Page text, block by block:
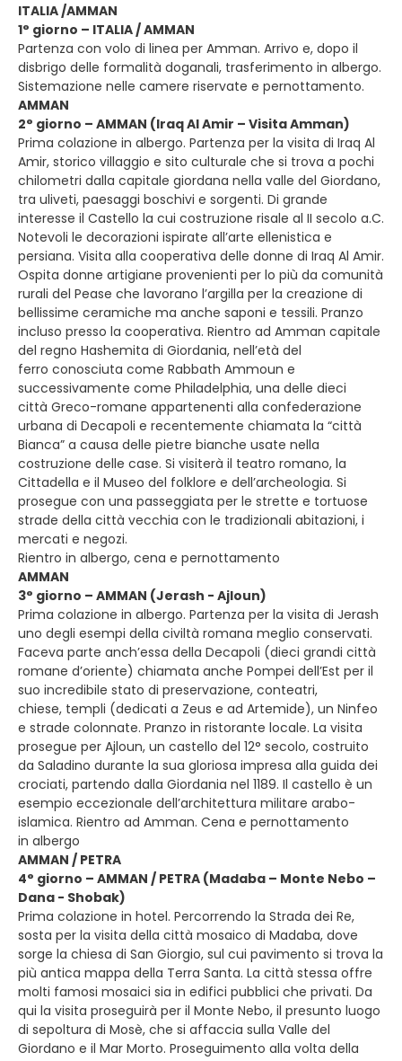
ITALIA /AMMAN
1° giorno – ITALIA / AMMAN
Partenza con volo di linea per Amman. Arrivo e, dopo il
disbrigo delle formalità doganali, trasferimento in albergo.
Sistemazione nelle camere riservate e pernottamento.
AMMAN
2° giorno – AMMAN (Iraq Al Amir – Visita Amman)
Prima colazione in albergo. Partenza per la visita di Iraq Al
Amir, storico villaggio e sito culturale che si trova a pochi
chilometri dalla capitale giordana nella valle del Giordano,
tra uliveti, paesaggi boschivi e sorgenti. Di grande
interesse il Castello la cui costruzione risale al II secolo a.C.
Notevoli le decorazioni ispirate all’arte ellenistica e
persiana. Visita alla cooperativa delle donne di Iraq Al Amir.
Ospita donne artigiane provenienti per lo più da comunità
rurali del Pease che lavorano l’argilla per la creazione di
bellissime ceramiche ma anche saponi e tessili. Pranzo
incluso presso la cooperativa. Rientro ad Amman capitale
del regno Hashemita di Giordania, nell’età del
ferro conosciuta come Rabbath Ammoun e
successivamente come Philadelphia, una delle dieci
città Greco-romane appartenenti alla confederazione
urbana di Decapoli e recentemente chiamata la “città
Bianca” a causa delle pietre bianche usate nella
costruzione delle case. Si visiterà il teatro romano, la
Cittadella e il Museo del folklore e dell’archeologia. Si
prosegue con una passeggiata per le strette e tortuose
strade della città vecchia con le tradizionali abitazioni, i
mercati e negozi.
Rientro in albergo, cena e pernottamento
AMMAN
3° giorno – AMMAN (Jerash - Ajloun)
Prima colazione in albergo. Partenza per la visita di Jerash
uno degli esempi della civiltà romana meglio conservati.
Faceva parte anch’essa della Decapoli (dieci grandi città
romane d’oriente) chiamata anche Pompei dell’Est per il
suo incredibile stato di preservazione, conteatri,
chiese, templi (dedicati a Zeus e ad Artemide), un Ninfeo
e strade colonnate. Pranzo in ristorante locale. La visita
prosegue per Ajloun, un castello del 12° secolo, costruito
da Saladino durante la sua gloriosa impresa alla guida dei
crociati, partendo dalla Giordania nel 1189. Il castello è un
esempio eccezionale dell’architettura militare arabo-
islamica. Rientro ad Amman. Cena e pernottamento
in albergo
AMMAN / PETRA
4° giorno – AMMAN / PETRA (Madaba – Monte Nebo –
Dana - Shobak)
Prima colazione in hotel. Percorrendo la Strada dei Re,
sosta per la visita della città mosaico di Madaba, dove
sorge la chiesa di San Giorgio, sul cui pavimento si trova la
più antica mappa della Terra Santa. La città stessa offre
molti famosi mosaici sia in edifici pubblici che privati. Da
qui la visita proseguirà per il Monte Nebo, il presunto luogo
di sepoltura di Mosè, che si affaccia sulla Valle del
Giordano e il Mar Morto. Proseguimento alla volta della